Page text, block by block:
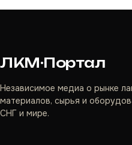
ЛКМ·Портал
Независимое медиа о рынке
материалов, сырья и
СНГ и мире.